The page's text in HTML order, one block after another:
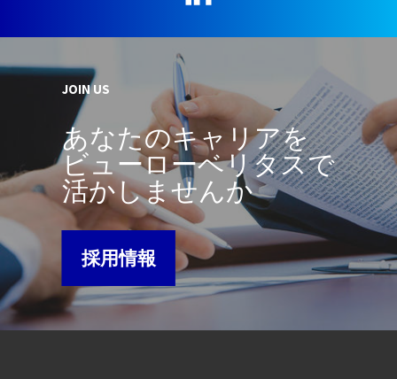
JOIN US
あなたのキャリアを
ビューローベリタスで
活かしませんか
採用情報